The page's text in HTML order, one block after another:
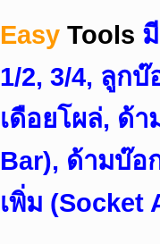
Easy Tools
1/2, 3/4, ลูก
เดือยโผล่, ด้
Bar), ด้ามบ๊อ
เพิ่ม